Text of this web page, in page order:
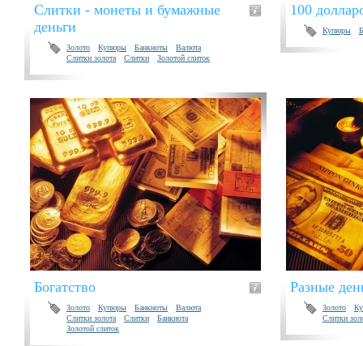
Слитки - монеты и бумажные
деньги
Золото Купюры Банкноты
Валюта
Слитки золота
Слитки Золотой слиток
100
Купюры
Богатство
Золото Купюры Банкноты
Валюта
Слитки золота
Слитки
Банкнота
Золотой слиток
Разные
Золото
Слитки